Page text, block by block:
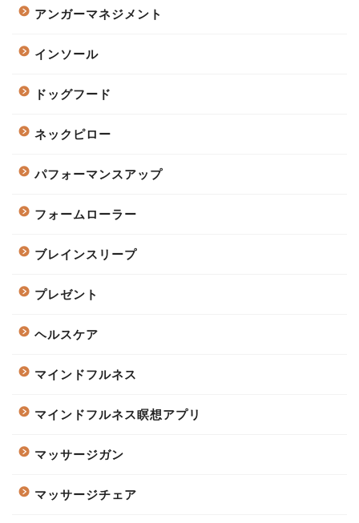
アンガーマネジメント
インソール
ドッグフード
ネックピロー
パフォーマンスアップ
フォームローラー
ブレインスリープ
プレゼント
ヘルスケア
マインドフルネス
マインドフルネス瞑想アプリ
マッサージガン
マッサージチェア